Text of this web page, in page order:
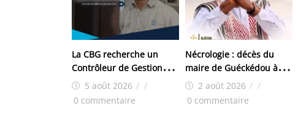
La CBG recherche un
Contrôleur de Gestion
(H/F) pour son site de
Kamsar
5 août 2026 / /
0 commentaire
Nécrologie : décès du
maire de Guéckédou à
moins d’un mois de son
élection à la tête de la
2 août 2026 / /
0 commentaire